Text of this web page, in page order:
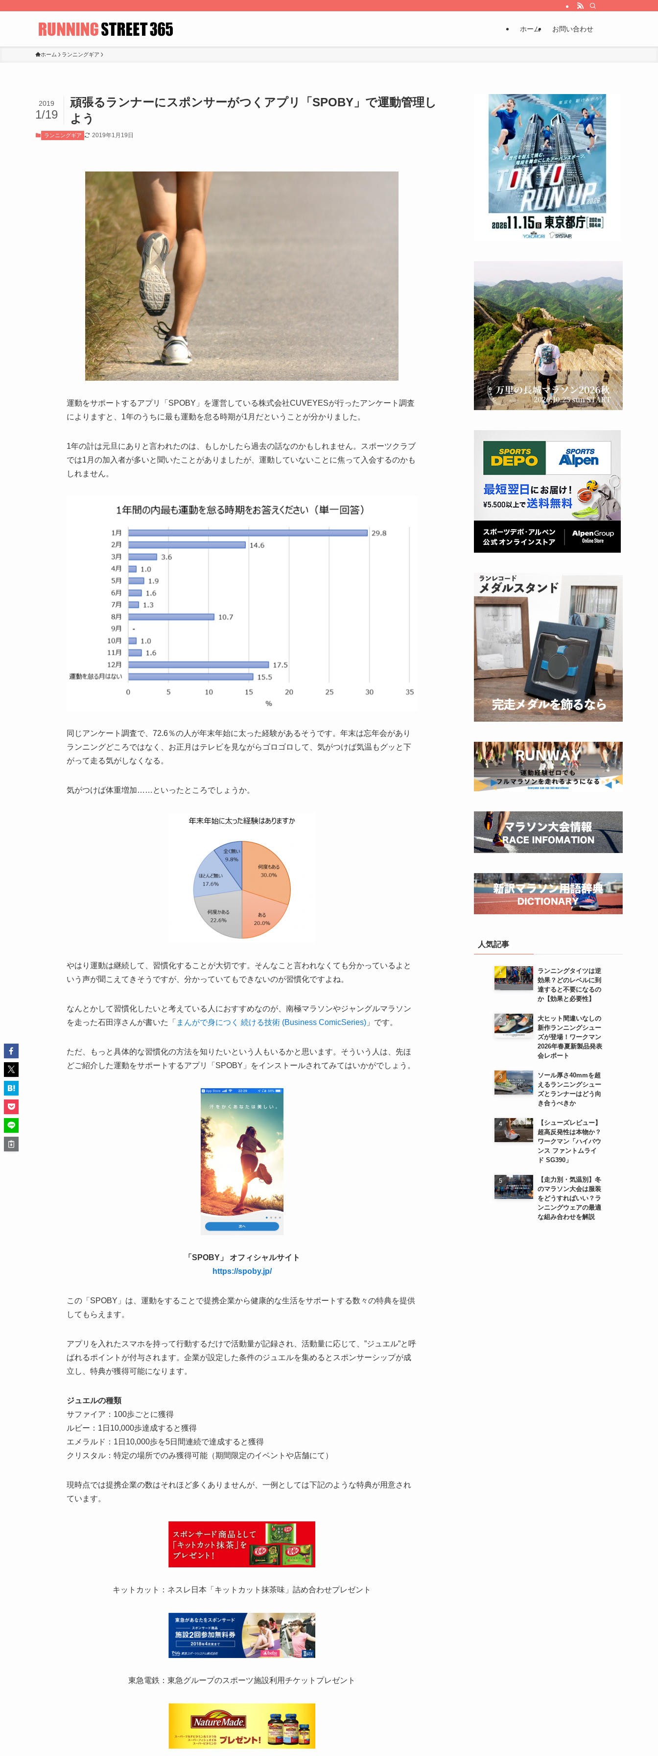
ホーム お問い合わせ
ホーム ランニングギア
頑張るランナーにスポンサーがつくアプリ「SPOBY」で運動管理し
よう
2019
1/19
ランニングギア 2019年1月19日
運動をサポートするアプリ「SPOBY」を運営している株式会社CUVEYESが行ったアンケート調査
によりますと、1年のうちに最も運動を怠る時期が1月だということが分かりました。
1年の計は元旦にありと言われたのは、もしかしたら過去の話なのかもしれません。スポーツクラブ
では1月の加入者が多いと聞いたことがありましたが、運動していないことに焦って入会するのかも
しれません。
同じアンケート調査で、72.6％の人が年末年始に太った経験があるそうです。年末は忘年会があり
ランニングどころではなく、お正月はテレビを見ながらゴロゴロして、気がつけば気温もグッと下
がって走る気がしなくなる。
気がつけば体重増加……といったところでしょうか。
やはり運動は継続して、習慣化することが大切です。そんなこと言われなくても分かっているよと
いう声が聞こえてきそうですが、分かっていてもできないのが習慣化ですよね。
なんとかして習慣化したいと考えている人におすすめなのが、南極マラソンやジャングルマラソン
を走った石田淳さんが書いた「 まんがで身につく 続ける技術 (Business ComicSeries) 」です。
ただ、もっと具体的な習慣化の方法を知りたいという人もいるかと思います。そういう人は、先ほ
どご紹介した運動をサポートするアプリ「SPOBY」をインストールされてみてはいかがでしょう。
「SPOBY」 オフィシャルサイト
https://spoby.jp/
この「SPOBY」は、運動をすることで提携企業から健康的な生活をサポートする数々の特典を提供
してもらえます。
アプリを入れたスマホを持って行動するだけで活動量が記録され、活動量に応じて、”ジュエル”と呼
ばれるポイントが付与されます。企業が設定した条件のジュエルを集めるとスポンサーシップが成
立し、特典が獲得可能になります。
ジュエルの種類
サファイア：100歩ごとに獲得
ルビー：1日10,000歩達成すると獲得
エメラルド：1日10,000歩を5日間連続で達成すると獲得
クリスタル：特定の場所でのみ獲得可能（期間限定のイベントや店舗にて）
現時点では提携企業の数はそれほど多くありませんが、一例としては下記のような特典が用意され
ています。
キットカット：ネスレ日本「キットカット抹茶味」詰め合わせプレゼント
東急電鉄：東急グループのスポーツ施設利用チケットプレゼント
人気記事
ランニングタイツは逆
効果？どのレベルに到
達すると不要になるの
か【効果と必要性】
大ヒット間違いなしの
新作ランニングシュー
ズが登場！ワークマン
2026年春夏新製品発表
会レポート
ソール厚さ40mmを超
えるランニングシュー
ズとランナーはどう向
き合うべきか
【シューズレビュー】
超高反発性は本物か？
ワークマン「ハイバウ
ンス ファントムライ
ド SG390」
【走力別・気温別】冬
のマラソン大会は服装
をどうすればいい？ラ
ンニングウェアの最適
な組み合わせを解説